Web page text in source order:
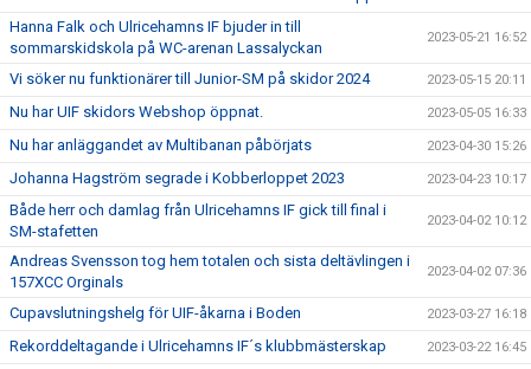
Hanna Falk och Ulricehamns IF bjuder in till
sommarskidskola på WC-arenan Lassalyckan
2023-05-21 16:52
Vi söker nu funktionärer till Junior-SM på skidor 2024 2023-05-15 20:11
Nu har UIF skidors Webshop öppnat. 2023-05-05 16:33
Nu har anläggandet av Multibanan påbörjats 2023-04-30 15:26
Johanna Hagström segrade i Kobberloppet 2023 2023-04-23 10:17
Både herr och damlag från Ulricehamns IF gick till final i
SM-stafetten
2023-04-02 10:12
Andreas Svensson tog hem totalen och sista deltävlingen i
157XCC Orginals
2023-04-02 07:36
Cupavslutningshelg för UIF-åkarna i Boden 2023-03-27 16:18
Rekorddeltagande i Ulricehamns IF´s klubbmästerskap 2023-03-22 16:45